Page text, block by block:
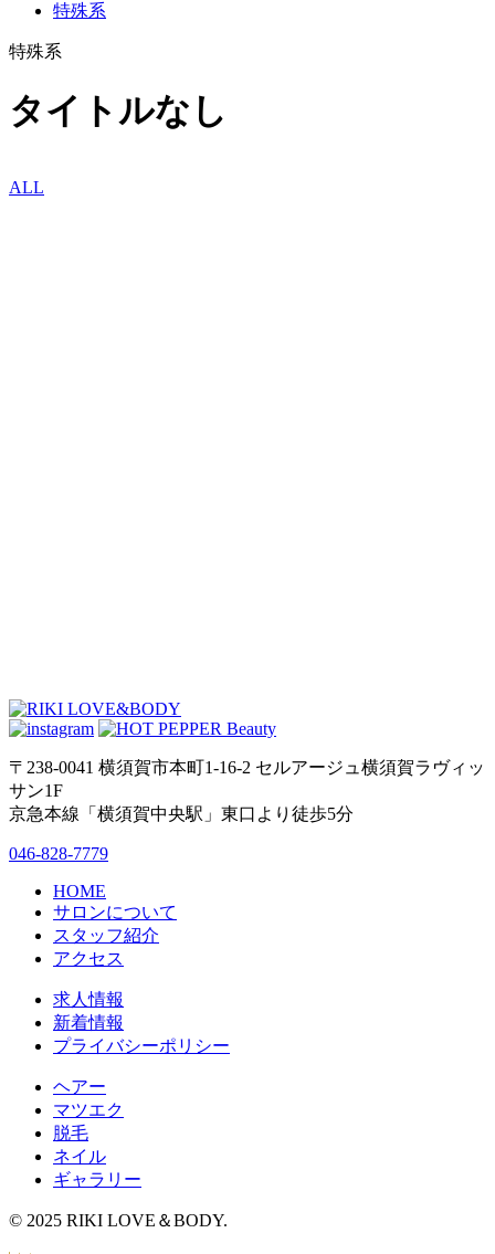
特殊系
特殊系
タイトルなし
ALL
〒238-0041 横須賀市本町1-16-2 セルアージュ横須賀ラヴィッ
サン1F
京急本線「横須賀中央駅」東口より徒歩5分
046-828-7779
HOME
サロンについて
スタッフ紹介
アクセス
求人情報
新着情報
プライバシーポリシー
ヘアー
マツエク
脱毛
ネイル
ギャラリー
© 2025 RIKI LOVE＆BODY.